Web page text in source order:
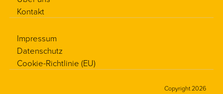
Kontakt
Impressum
Datenschutz
Cookie-Richtlinie (EU)
Copyright 2026